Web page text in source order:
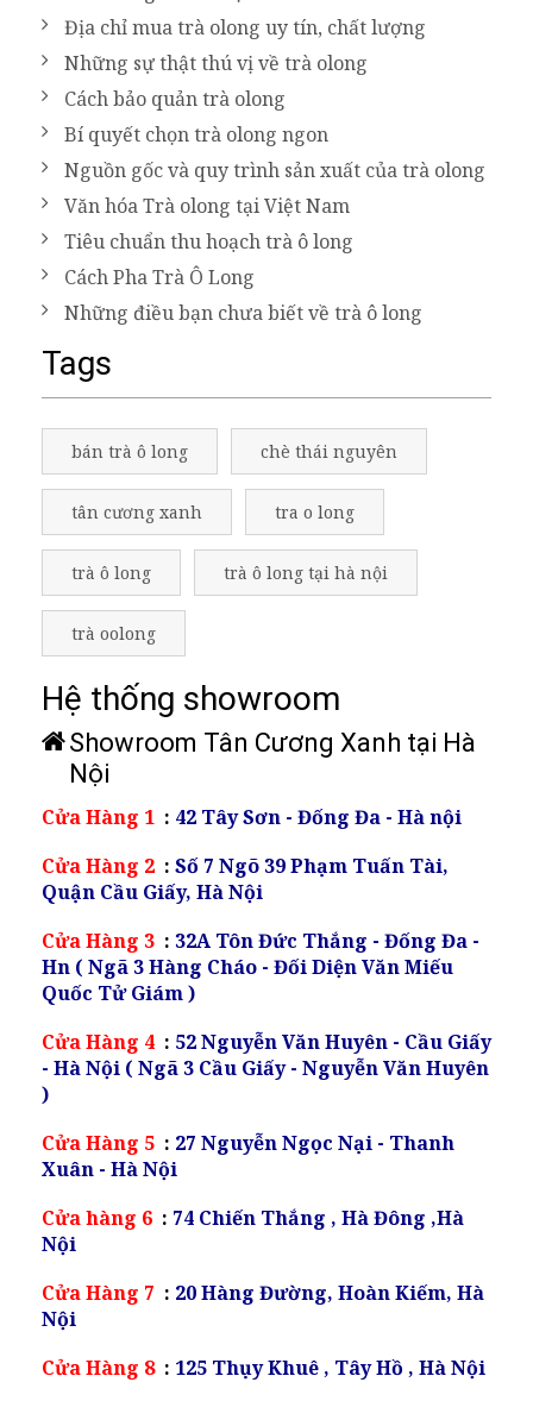
Địa chỉ mua trà olong uy tín, chất lượng
Những sự thật thú vị về trà olong
Cách bảo quản trà olong
Bí quyết chọn trà olong ngon
Nguồn gốc và quy trình sản xuất của trà olong
Văn hóa Trà olong tại Việt Nam
Tiêu chuẩn thu hoạch trà ô long
Cách Pha Trà Ô Long
Những điều bạn chưa biết về trà ô long
Tags
bán trà ô long chè thái nguyên
tân cương xanh tra o long
trà ô long trà ô long tại hà nội
trà oolong
Hệ thống showroom
Showroom Tân Cương Xanh tại Hà
Nội
Cửa Hàng 1 : 42 Tây Sơn - Đống Đa - Hà nội
Cửa Hàng 2 : Số 7 Ngõ 39 Phạm Tuấn Tài,
Quận Cầu Giấy, Hà Nội
Cửa Hàng 3 : 32A Tôn Đức Thắng - Đống Đa -
Hn ( Ngã 3 Hàng Cháo - Đối Diện Văn Miếu
Quốc Tử Giám )
Cửa Hàng 4 : 52 Nguyễn Văn Huyên - Cầu Giấy
- Hà Nội ( Ngã 3 Cầu Giấy - Nguyễn Văn Huyên
)
Cửa Hàng 5 : 27 Nguyễn Ngọc Nại - Thanh
Xuân - Hà Nội
Cửa hàng 6 : 74 Chiến Thắng , Hà Đông ,Hà
Nội
Cửa Hàng 7 : 20 Hàng Đường, Hoàn Kiếm, Hà
Nội
Cửa Hàng 8 : 125 Thụy Khuê , Tây Hồ , Hà Nội